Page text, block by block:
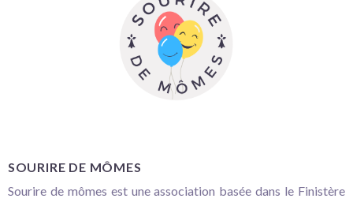
SOURIRE DE MÔMES
Sourire de mômes est une association basée dans le Finistère